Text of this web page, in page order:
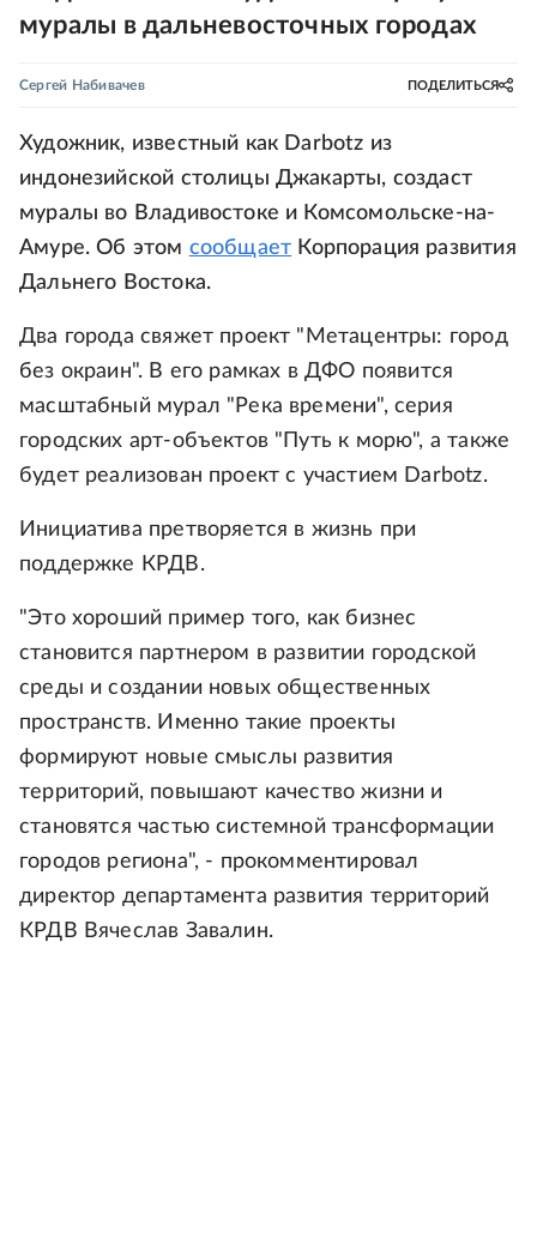
муралы в дальневосточных городах
Сергей Набивачев ПОДЕЛИТЬСЯ
Художник, известный как Darbotz из
индонезийской столицы Джакарты, создаст
муралы во Владивостоке и Комсомольске-на-
Амуре. Об этом сообщает Корпорация развития
Дальнего Востока.
Два города свяжет проект "Метацентры: город
без окраин". В его рамках в ДФО появится
масштабный мурал "Река времени", серия
городских арт-объектов "Путь к морю", а также
будет реализован проект с участием Darbotz.
Инициатива претворяется в жизнь при
поддержке КРДВ.
"Это хороший пример того, как бизнес
становится партнером в развитии городской
среды и создании новых общественных
пространств. Именно такие проекты
формируют новые смыслы развития
территорий, повышают качество жизни и
становятся частью системной трансформации
городов региона", - прокомментировал
директор департамента развития территорий
КРДВ Вячеслав Завалин.